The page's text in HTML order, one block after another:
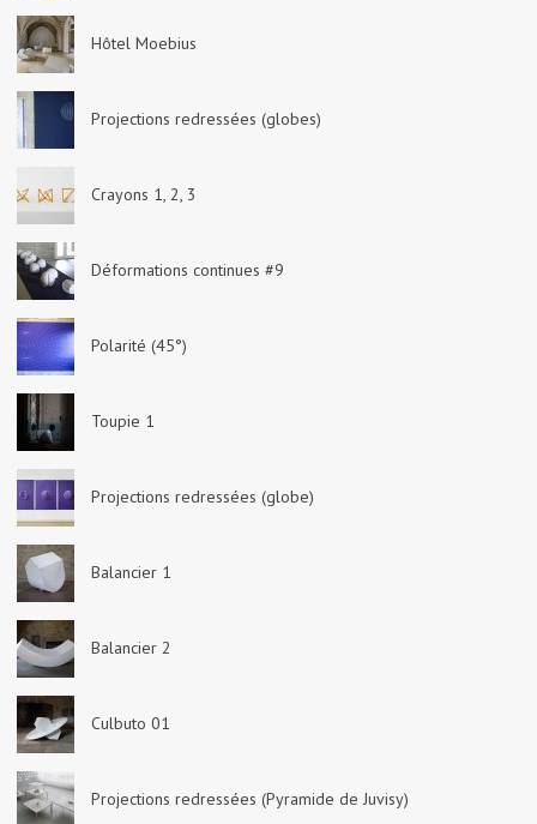
Hôtel Moebius
Projections redressées (globes)
Crayons 1, 2, 3
Déformations continues #9
Polarité (45°)
Toupie 1
Projections redressées (globe)
Balancier 1
Balancier 2
Culbuto 01
Projections redressées (Pyramide de Juvisy)